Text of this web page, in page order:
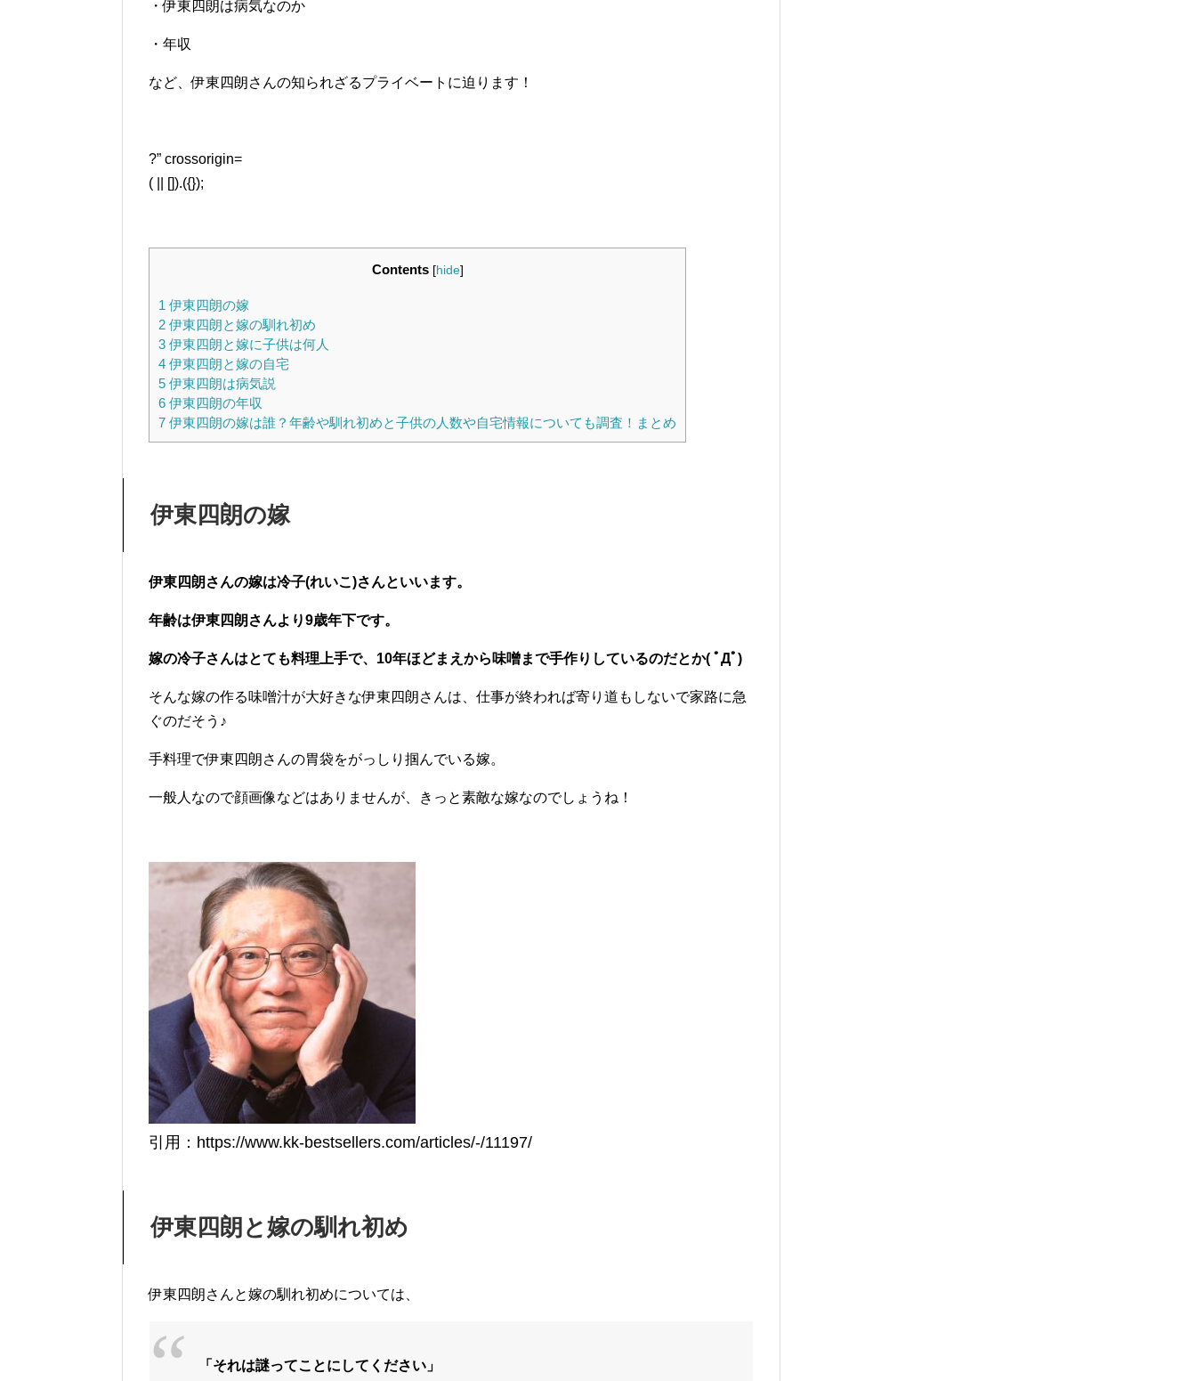
・伊東四朗は病気なのか
・年収
など、伊東四朗さんの知られざるプライベートに迫ります！
?” crossorigin=
( || []).({});
Contents [hide]
1 伊東四朗の嫁
2 伊東四朗と嫁の馴れ初め
3 伊東四朗と嫁に子供は何人
4 伊東四朗と嫁の自宅
5 伊東四朗は病気説
6 伊東四朗の年収
7 伊東四朗の嫁は誰？年齢や馴れ初めと子供の人数や自宅情報についても調査！まとめ
伊東四朗の嫁
伊東四朗さんの嫁は冷子(れいこ)さんといいます。
年齢は伊東四朗さんより9歳年下です。
嫁の冷子さんはとても料理上手で、10年ほどまえから味噌まで手作りしているのだとか( ﾟДﾟ)
そんな嫁の作る味噌汁が大好きな伊東四朗さんは、仕事が終われば寄り道もしないで家路に急
ぐのだそう♪
手料理で伊東四朗さんの胃袋をがっしり掴んでいる嫁。
一般人なので顔画像などはありませんが、きっと素敵な嫁なのでしょうね！
引用：https://www.kk-bestsellers.com/articles/-/11197/
伊東四朗と嫁の馴れ初め
伊東四朗さんと嫁の馴れ初めについては、
「それは謎ってことにしてください」